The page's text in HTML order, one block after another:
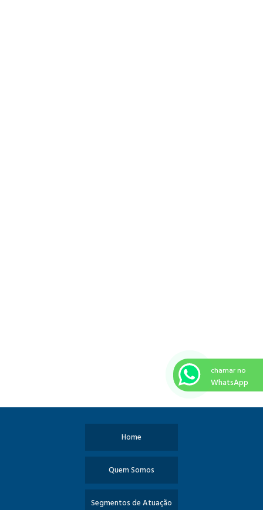
Home
Quem Somos
Segmentos de Atuação
chamar no
WhatsApp